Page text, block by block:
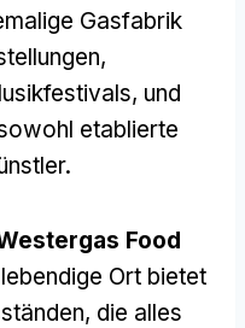
Gasfabrik
und
etablierte
Food
Ort bietet
die alles